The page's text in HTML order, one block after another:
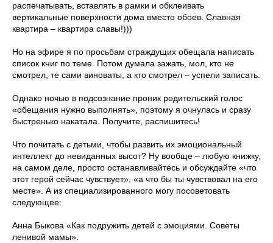
распечатывать, вставлять в рамки и обклеивать
вертикальные поверхности дома вместо обоев. Славная
квартира – квартира славы!)))
Но на эфире я по просьбам страждущих обещала написать
список книг по теме. Потом думала зажать, мол, кто не
смотрел, те сами виноваты, а кто смотрел – успели записать.
Однако ночью в подсознание проник родительский голос
«обещания нужно выполнять», поэтому я очнулась и сразу
быстренько накатала. Получите, распишитесь!
Что почитать с детьми, чтобы развить их эмоциональный
интеллект до невиданных высот? Ну вообще – любую книжку,
на самом деле, просто останавливайтесь и обсуждайте «что
этот герой сейчас чувствует», «а что бы ты чувствовал на его
месте». А из специализированного могу посоветовать
следующее:
Анна Быкова «Как подружить детей с эмоциями. Советы
ленивой мамы».